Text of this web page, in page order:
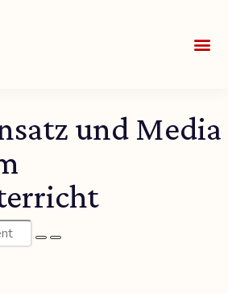
und Media